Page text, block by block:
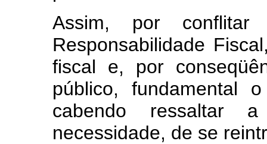
Assim, por
Responsabilidade
fiscal e, por
público, fundamental
cabendo ressaltar
necessidade, de se